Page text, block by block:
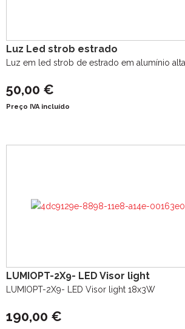
Luz Led strob estrado
Luz em led strob de estrado em alumínio
50,00 €
Preço IVA incluído
LUMIOPT-2X9- LED Visor light
LUMIOPT-2X9- LED Visor light 18x3W
190,00 €